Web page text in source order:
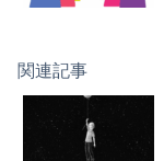
関連記事